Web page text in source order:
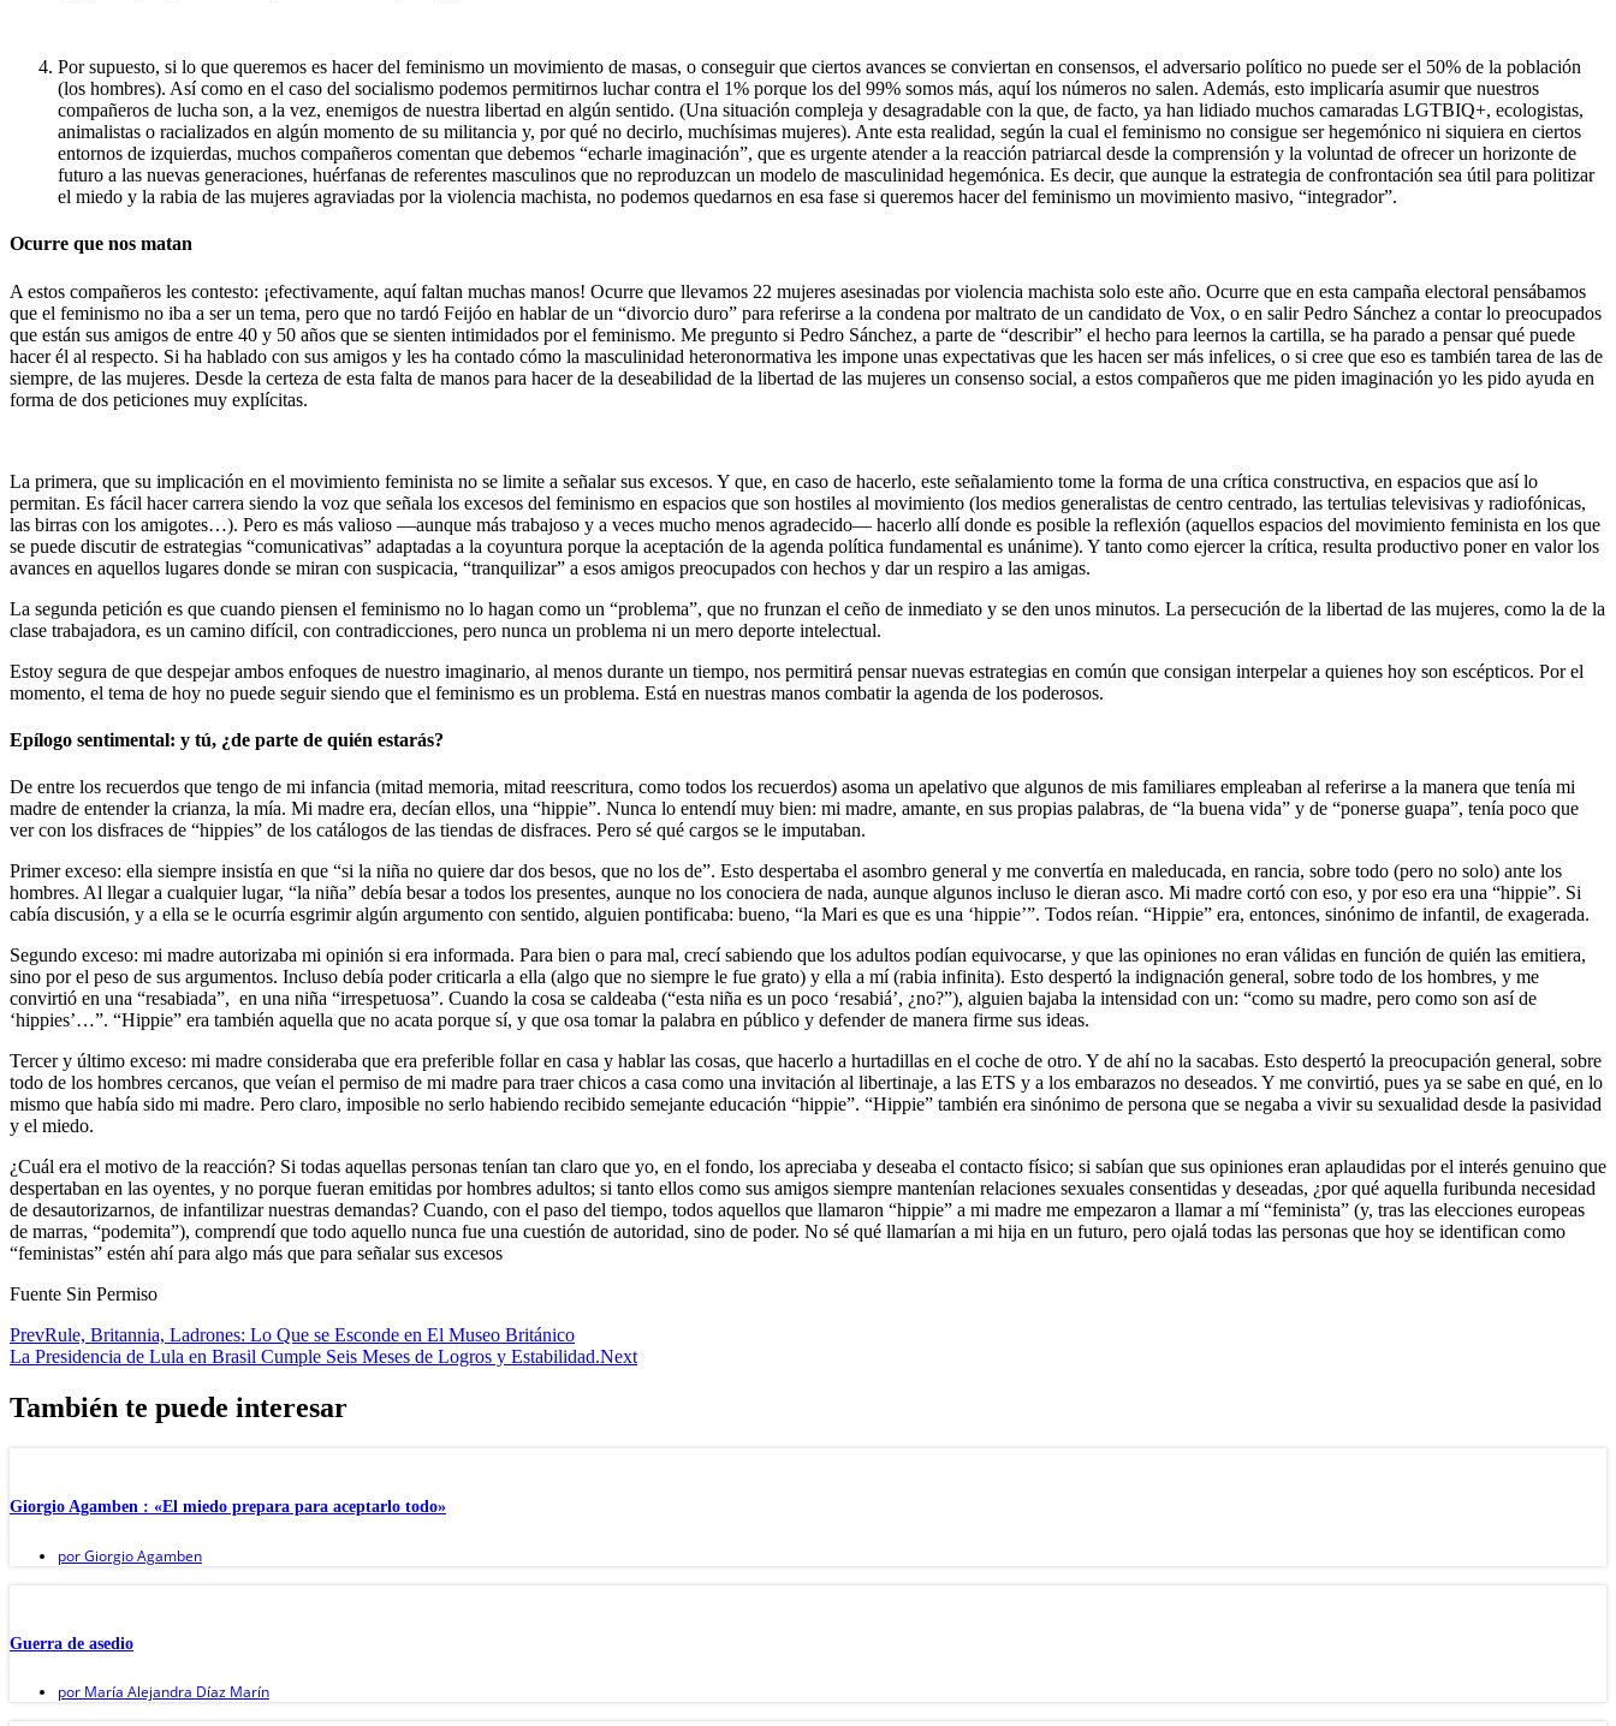
Por supuesto, si lo que queremos es hacer del feminismo un movimiento de masas, o conseguir que ciertos avances se conviertan en consensos, el adversario político no puede ser el 50% de la población
(los hombres). Así como en el caso del socialismo podemos permitirnos luchar contra el 1% porque los del 99% somos más, aquí los números no salen. Además, esto implicaría asumir que nuestros
compañeros de lucha son, a la vez, enemigos de nuestra libertad en algún sentido. (Una situación compleja y desagradable con la que, de facto, ya han lidiado muchos camaradas LGTBIQ+, ecologistas,
animalistas o racializados en algún momento de su militancia y, por qué no decirlo, muchísimas mujeres). Ante esta realidad, según la cual el feminismo no consigue ser hegemónico ni siquiera en ciertos
entornos de izquierdas, muchos compañeros comentan que debemos “echarle imaginación”, que es urgente atender a la reacción patriarcal desde la comprensión y la voluntad de ofrecer un horizonte de
futuro a las nuevas generaciones, huérfanas de referentes masculinos que no reproduzcan un modelo de masculinidad hegemónica. Es decir, que aunque la estrategia de confrontación sea útil para politizar
el miedo y la rabia de las mujeres agraviadas por la violencia machista, no podemos quedarnos en esa fase si queremos hacer del feminismo un movimiento masivo, “integrador”.
Ocurre que nos matan
A estos compañeros les contesto: ¡efectivamente, aquí faltan muchas manos! Ocurre que llevamos 22 mujeres asesinadas por violencia machista solo este año. Ocurre que en esta campaña electoral pensábamos
que el feminismo no iba a ser un tema, pero que no tardó Feijóo en hablar de un “divorcio duro” para referirse a la condena por maltrato de un candidato de Vox, o en salir Pedro Sánchez a contar lo preocupados
que están sus amigos de entre 40 y 50 años que se sienten intimidados por el feminismo. Me pregunto si Pedro Sánchez, a parte de “describir” el hecho para leernos la cartilla, se ha parado a pensar qué puede
hacer él al respecto. Si ha hablado con sus amigos y les ha contado cómo la masculinidad heteronormativa les impone unas expectativas que les hacen ser más infelices, o si cree que eso es también tarea de las de
siempre, de las mujeres. Desde la certeza de esta falta de manos para hacer de la deseabilidad de la libertad de las mujeres un consenso social, a estos compañeros que me piden imaginación yo les pido ayuda en
forma de dos peticiones muy explícitas.
La primera, que su implicación en el movimiento feminista no se limite a señalar sus excesos. Y que, en caso de hacerlo, este señalamiento tome la forma de una crítica constructiva, en espacios que así lo
permitan. Es fácil hacer carrera siendo la voz que señala los excesos del feminismo en espacios que son hostiles al movimiento (los medios generalistas de centro centrado, las tertulias televisivas y radiofónicas,
las birras con los amigotes…). Pero es más valioso —aunque más trabajoso y a veces mucho menos agradecido— hacerlo allí donde es posible la reflexión (aquellos espacios del movimiento feminista en los que
se puede discutir de estrategias “comunicativas” adaptadas a la coyuntura porque la aceptación de la agenda política fundamental es unánime). Y tanto como ejercer la crítica, resulta productivo poner en valor los
avances en aquellos lugares donde se miran con suspicacia, “tranquilizar” a esos amigos preocupados con hechos y dar un respiro a las amigas.
La segunda petición es que cuando piensen el feminismo no lo hagan como un “problema”, que no frunzan el ceño de inmediato y se den unos minutos. La persecución de la libertad de las mujeres, como la de la
clase trabajadora, es un camino difícil, con contradicciones, pero nunca un problema ni un mero deporte intelectual.
Estoy segura de que despejar ambos enfoques de nuestro imaginario, al menos durante un tiempo, nos permitirá pensar nuevas estrategias en común que consigan interpelar a quienes hoy son escépticos. Por el
momento, el tema de hoy no puede seguir siendo que el feminismo es un problema. Está en nuestras manos combatir la agenda de los poderosos.
Epílogo sentimental: y tú, ¿de parte de quién estarás?
De entre los recuerdos que tengo de mi infancia (mitad memoria, mitad reescritura, como todos los recuerdos) asoma un apelativo que algunos de mis familiares empleaban al referirse a la manera que tenía mi
madre de entender la crianza, la mía. Mi madre era, decían ellos, una “hippie”. Nunca lo entendí muy bien: mi madre, amante, en sus propias palabras, de “la buena vida” y de “ponerse guapa”, tenía poco que
ver con los disfraces de “hippies” de los catálogos de las tiendas de disfraces. Pero sé qué cargos se le imputaban.
Primer exceso: ella siempre insistía en que “si la niña no quiere dar dos besos, que no los de”. Esto despertaba el asombro general y me convertía en maleducada, en rancia, sobre todo (pero no solo) ante los
hombres. Al llegar a cualquier lugar, “la niña” debía besar a todos los presentes, aunque no los conociera de nada, aunque algunos incluso le dieran asco. Mi madre cortó con eso, y por eso era una “hippie”. Si
cabía discusión, y a ella se le ocurría esgrimir algún argumento con sentido, alguien pontificaba: bueno, “la Mari es que es una ‘hippie’”. Todos reían. “Hippie” era, entonces, sinónimo de infantil, de exagerada.
Segundo exceso: mi madre autorizaba mi opinión si era informada. Para bien o para mal, crecí sabiendo que los adultos podían equivocarse, y que las opiniones no eran válidas en función de quién las emitiera,
sino por el peso de sus argumentos. Incluso debía poder criticarla a ella (algo que no siempre le fue grato) y ella a mí (rabia infinita). Esto despertó la indignación general, sobre todo de los hombres, y me
convirtió en una “resabiada”, en una niña “irrespetuosa”. Cuando la cosa se caldeaba (“esta niña es un poco ‘resabiá’, ¿no?”), alguien bajaba la intensidad con un: “como su madre, pero como son así de
‘hippies’…”. “Hippie” era también aquella que no acata porque sí, y que osa tomar la palabra en público y defender de manera firme sus ideas.
Tercer y último exceso: mi madre consideraba que era preferible follar en casa y hablar las cosas, que hacerlo a hurtadillas en el coche de otro. Y de ahí no la sacabas. Esto despertó la preocupación general, sobre
todo de los hombres cercanos, que veían el permiso de mi madre para traer chicos a casa como una invitación al libertinaje, a las ETS y a los embarazos no deseados. Y me convirtió, pues ya se sabe en qué, en lo
mismo que había sido mi madre. Pero claro, imposible no serlo habiendo recibido semejante educación “hippie”. “Hippie” también era sinónimo de persona que se negaba a vivir su sexualidad desde la pasividad
y el miedo.
¿Cuál era el motivo de la reacción? Si todas aquellas personas tenían tan claro que yo, en el fondo, los apreciaba y deseaba el contacto físico; si sabían que sus opiniones eran aplaudidas por el interés genuino que
despertaban en las oyentes, y no porque fueran emitidas por hombres adultos; si tanto ellos como sus amigos siempre mantenían relaciones sexuales consentidas y deseadas, ¿por qué aquella furibunda necesidad
de desautorizarnos, de infantilizar nuestras demandas? Cuando, con el paso del tiempo, todos aquellos que llamaron “hippie” a mi madre me empezaron a llamar a mí “feminista” (y, tras las elecciones europeas
de marras, “podemita”), comprendí que todo aquello nunca fue una cuestión de autoridad, sino de poder. No sé qué llamarían a mi hija en un futuro, pero ojalá todas las personas que hoy se identifican como
“feministas” estén ahí para algo más que para señalar sus excesos
Fuente Sin Permiso
PrevRule, Britannia, Ladrones: Lo Que se Esconde en El Museo Británico
La Presidencia de Lula en Brasil Cumple Seis Meses de Logros y Estabilidad.Next
También te puede interesar
Giorgio Agamben : «El miedo prepara para aceptarlo todo»
porGiorgio Agamben
Guerra de asedio
por María Alejandra Díaz Marín